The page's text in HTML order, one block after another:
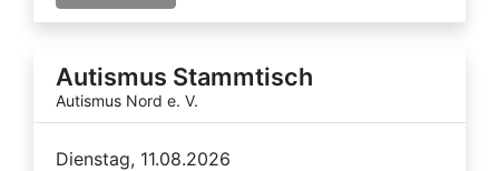
Autismus Stammtisch
Autismus Nord e. V.
Dienstag, 11.08.2026